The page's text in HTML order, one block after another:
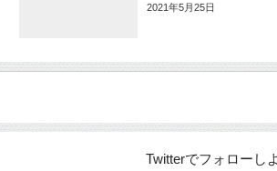
2021年5月25日
Twitterでフォローし